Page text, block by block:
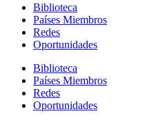
Biblioteca
Países Miembros
Redes
Oportunidades
Biblioteca
Países Miembros
Redes
Oportunidades